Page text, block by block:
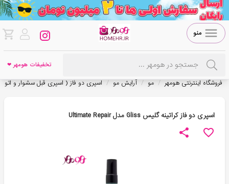
منو
تخفیفات هومهر ❤
فروشگاه اینترنتی هومهر / مو / آرایش مو / اسپری دو فاز ( اسپری قبل سشوار و اتو
اسپری دو فاز کراتینه گلیس Gliss مدل Ultimate Repair